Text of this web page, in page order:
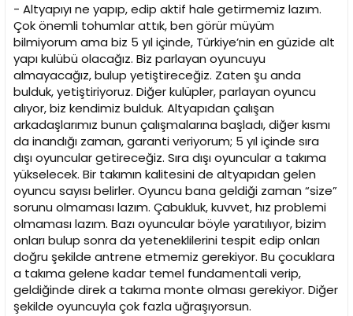
- Altyapıyı ne yapıp, edip aktif hale getirmemiz lazım.
Çok önemli tohumlar attık, ben görür müyüm
bilmiyorum ama biz 5 yıl içinde, Türkiye’nin en güzide alt
yapı kulübü olacağız. Biz parlayan oyuncuyu
almayacağız, bulup yetiştireceğiz. Zaten şu anda
bulduk, yetiştiriyoruz. Diğer kulüpler, parlayan oyuncu
alıyor, biz kendimiz bulduk. Altyapıdan çalışan
arkadaşlarımız bunun çalışmalarına başladı, diğer kısmı
da inandığı zaman, garanti veriyorum; 5 yıl içinde sıra
dışı oyuncular getireceğiz. Sıra dışı oyuncular a takıma
yükselecek. Bir takımın kalitesini de altyapıdan gelen
oyuncu sayısı belirler. Oyuncu bana geldiği zaman “size”
sorunu olmaması lazım. Çabukluk, kuvvet, hız problemi
olmaması lazım. Bazı oyuncular böyle yaratılıyor, bizim
onları bulup sonra da yeteneklilerini tespit edip onları
doğru şekilde antrene etmemiz gerekiyor. Bu çocuklara
a takıma gelene kadar temel fundamentali verip,
geldiğinde direk a takıma monte olması gerekiyor. Diğer
şekilde oyuncuyla çok fazla uğraşıyorsun.